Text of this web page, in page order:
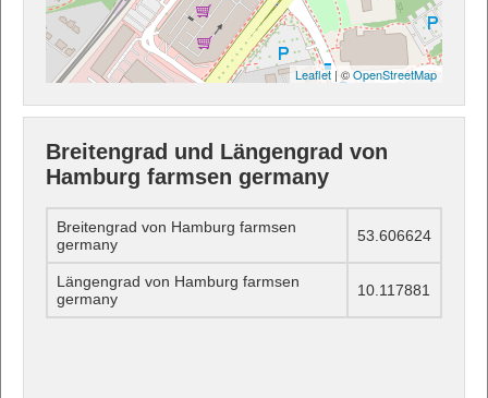
Leaflet | ©OpenStreetMap
Breitengrad und Längengrad von
Hamburg farmsen germany
Breitengrad von Hamburg farmsen
germany
53.606624
Längengrad von Hamburg farmsen
germany
10.117881